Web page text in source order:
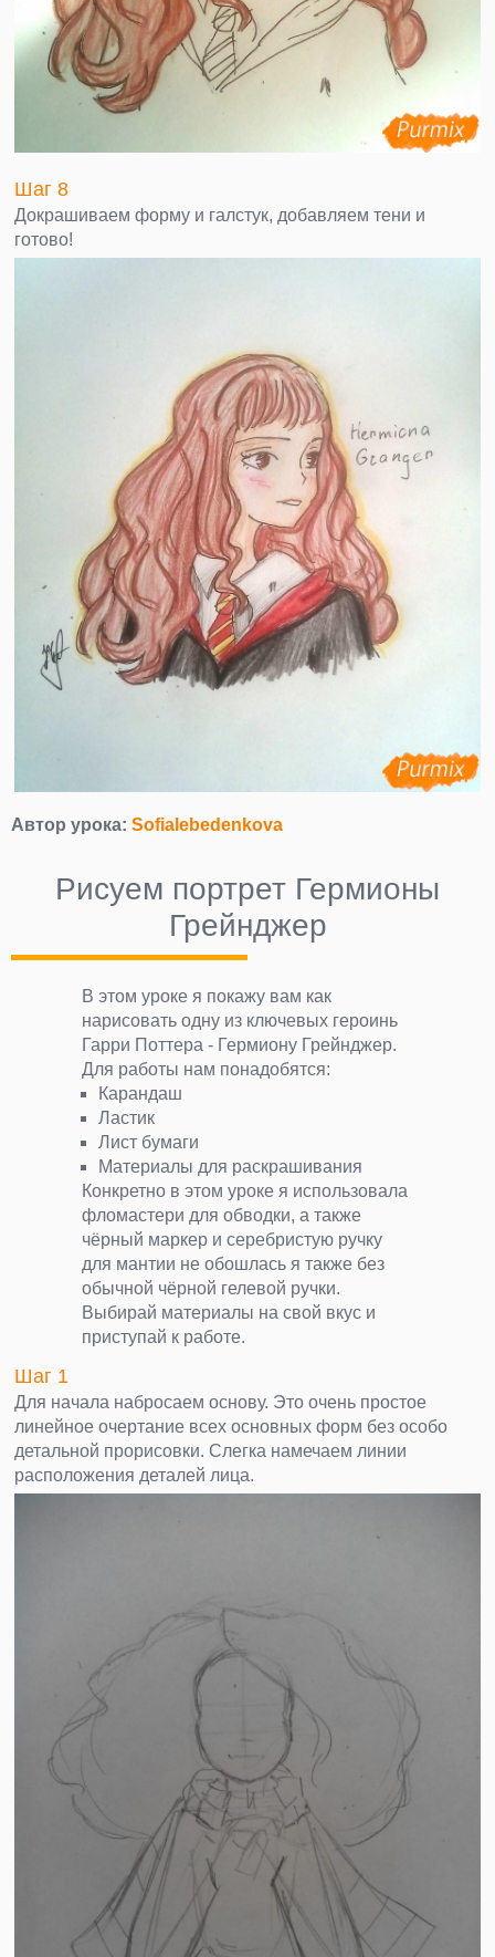
Шаг 8
Докрашиваем форму и галстук, добавляем тени и
готово!
Автор урока: Sofialebedenkova
Рисуем портрет Гермионы
Грейнджер
В этом уроке я покажу вам как
нарисовать одну из ключевых героинь
Гарри Поттера - Гермиону Грейнджер.
Для работы нам понадобятся:
Карандаш
Ластик
Лист бумаги
Материалы для раскрашивания
Конкретно в этом уроке я использовала
фломастери для обводки, а также
чёрный маркер и серебристую ручку
для мантии не обошлась я также без
обычной чёрной гелевой ручки.
Выбирай материалы на свой вкус и
приступай к работе.
Шаг 1
Для начала набросаем основу. Это очень простое
линейное очертание всех основных форм без особо
детальной прорисовки. Слегка намечаем линии
расположения деталей лица.